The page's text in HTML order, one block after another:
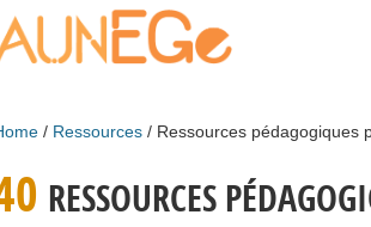
Ressources Ressources pédagogiques
RESSOURCES